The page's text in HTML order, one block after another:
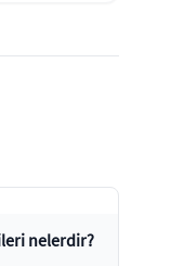
nelerdir?